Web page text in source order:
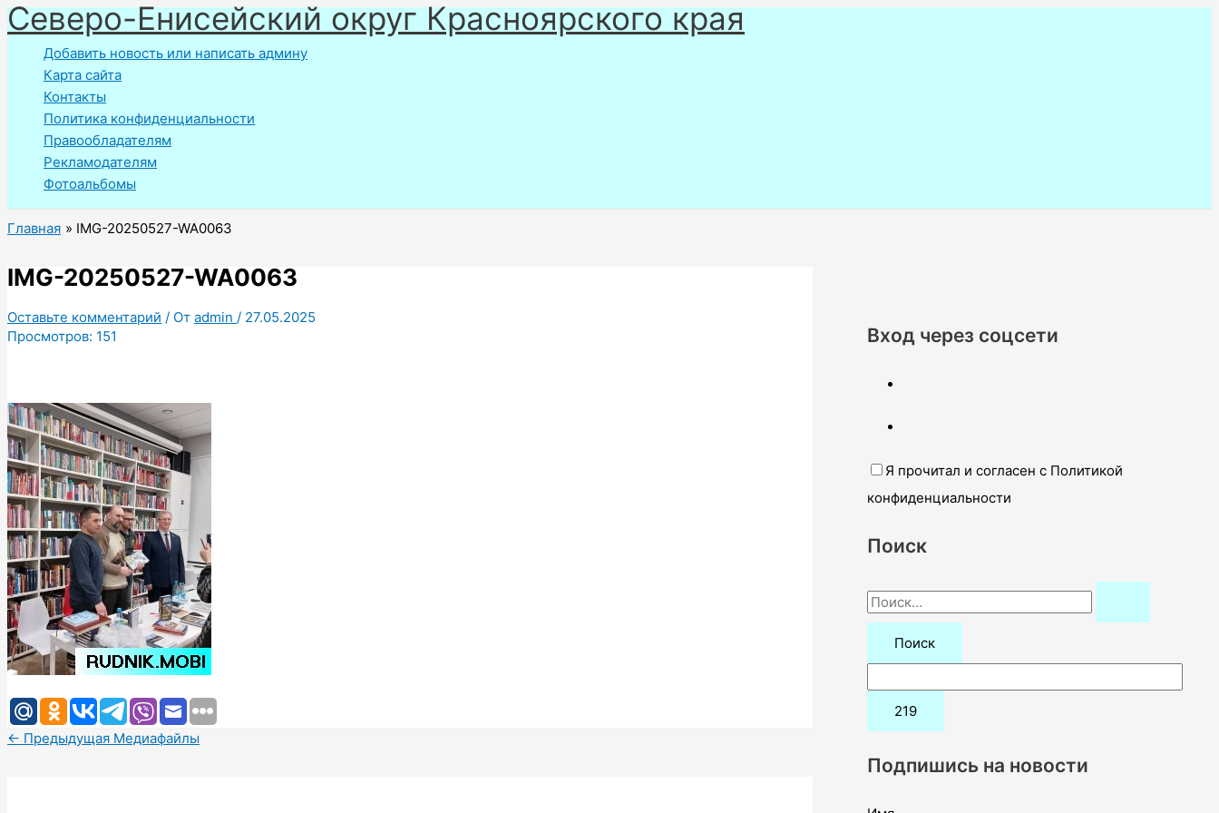
Перейти
к
содержимому
Северо-Енисейский округ Красноярского края
Добавить новость или написать админу
Карта сайта
Контакты
Политика конфиденциальности
Правообладателям
Рекламодателям
Фотоальбомы
Главная IMG-20250527-WA0063
IMG-20250527-WA0063
Оставьте комментарий / От admin / 27.05.2025
Просмотров: 151
← Предыдущая Медиафайлы
Вход через соцсети
Я прочитал и согласен с Политикой
конфиденциальности
Поиск
П
о
:
Подпишись на новости